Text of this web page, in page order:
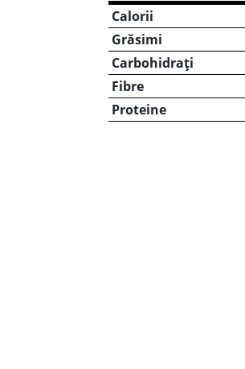
Calorii
Grăsimi
Carbohidrați
Fibre
Proteine